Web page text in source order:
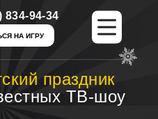
834-94-34
НА ИГРУ
834-94-34
НА ИГРУ
праздник
ТВ-шоу